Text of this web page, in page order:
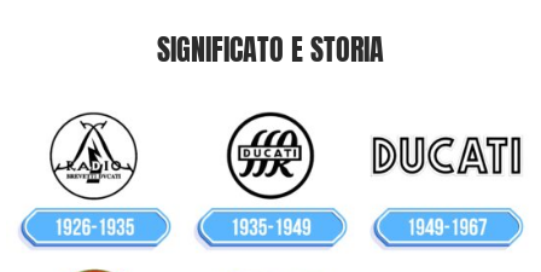
SIGNIFICATO E STORIA